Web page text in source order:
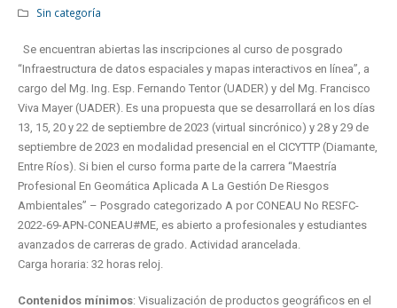
Sin categoría
Se encuentran abiertas las inscripciones al curso de posgrado
“Infraestructura de datos espaciales y mapas interactivos en línea”, a
cargo del Mg. Ing. Esp. Fernando Tentor (UADER) y del Mg. Francisco
Viva Mayer (UADER). Es una propuesta que se desarrollará en los días
13, 15, 20 y 22 de septiembre de 2023 (virtual sincrónico) y 28 y 29 de
septiembre de 2023 en modalidad presencial en el CICYTTP (Diamante,
Entre Ríos). Si bien el curso forma parte de la carrera “Maestría
Profesional En Geomática Aplicada A La Gestión De Riesgos
Ambientales” – Posgrado categorizado A por CONEAU No RESFC-
2022-69-APN-CONEAU#ME, es abierto a profesionales y estudiantes
avanzados de carreras de grado. Actividad arancelada.
Carga horaria: 32 horas reloj.
Contenidos mínimos: Visualización de productos geográficos en el